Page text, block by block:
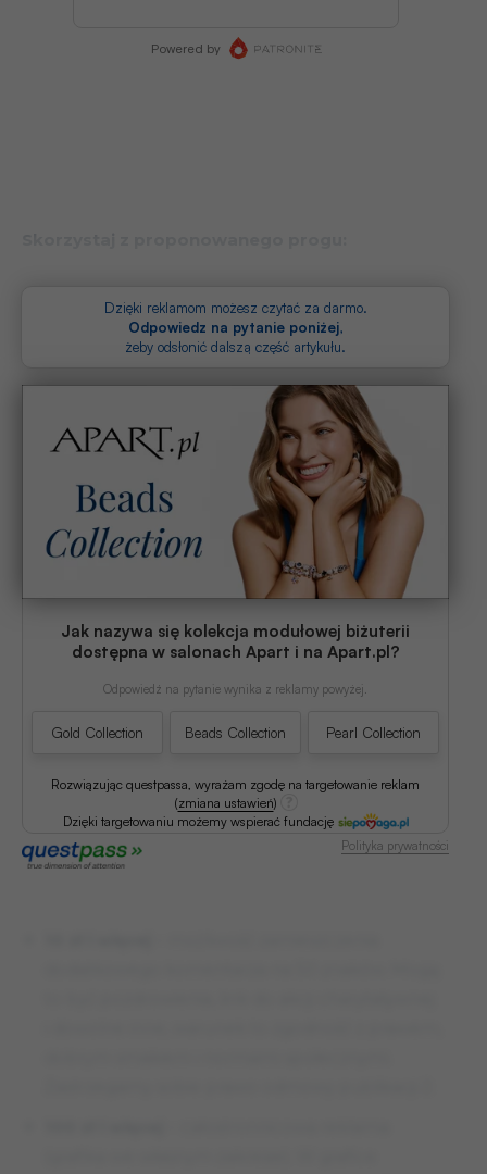
dowolna kwota-
pojawienie się z imienia
i nazwiska / nicku w skarbie w sekcji patronów
Dzięki reklamom możesz czytać za darmo.
Odpowiedz na pytanie poniżej,
żeby odsłonić dalszą część artykułu.
Jak nazywa się kolekcja modułowej biżuterii
dostępna w salonach Apart i na Apart.pl?
Odpowiedź na pytanie wynika z reklamy powyżej.
Gold Collection Beads Collection Pearl Collection
Rozwiązując questpassa, wyrażam zgodę na targetowanie reklam
(zmiana ustawień)
Dzięki targetowaniu możemy wspierać fundację
Polityka prywatności